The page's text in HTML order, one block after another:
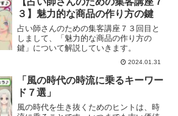
３】魅力的な商品の作り方の鍵
占い師さんのための集客講座７３回目と
しまして、「魅力的な商品の作り方の
鍵」について解説していきます。
2024.01.31
「風の時代の時流に乗るキーワー
ド７選」
風の時代を生き抜くためのヒントは、時